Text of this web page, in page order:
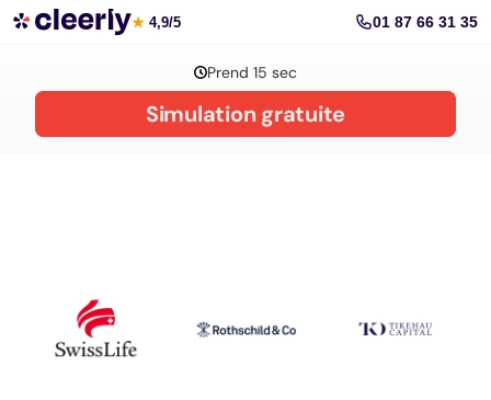
La gestion de patrimoine avec Cleerly
★ 4,9/5 01 87 66 31 35